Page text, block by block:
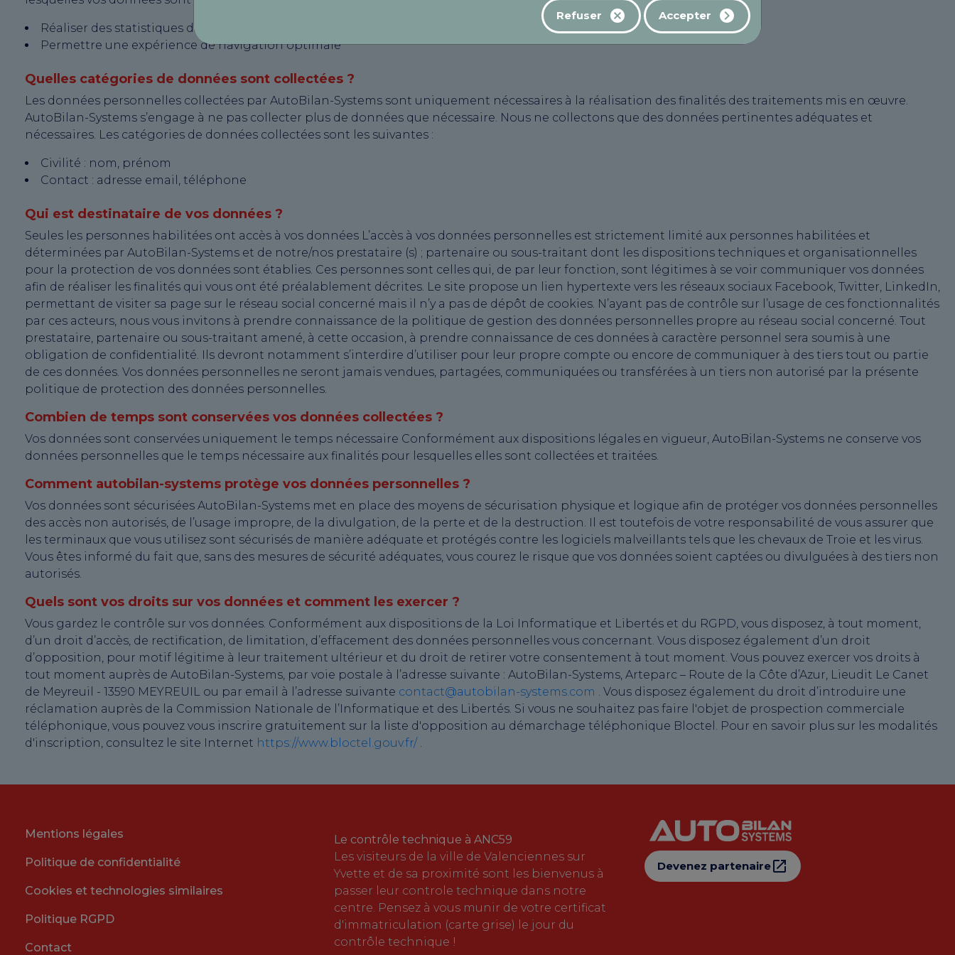
Refuser Accepter
Réaliser des statistiques d’audience du site internet
Permettre une expérience de navigation optimale
Quelles catégories de données sont collectées ?
Les données personnelles collectées par AutoBilan-Systems sont uniquement nécessaires à la réalisation des finalités des traitements mis en œuvre.
AutoBilan-Systems s’engage à ne pas collecter plus de données que nécessaire. Nous ne collectons que des données pertinentes adéquates et
nécessaires. Les catégories de données collectées sont les suivantes :
Civilité : nom, prénom
Contact : adresse email, téléphone
Qui est destinataire de vos données ?
Seules les personnes habilitées ont accès à vos données L’accès à vos données personnelles est strictement limité aux personnes habilitées et
déterminées par AutoBilan-Systems et de notre/nos prestataire (s) ; partenaire ou sous-traitant dont les dispositions techniques et organisationnelles
pour la protection de vos données sont établies. Ces personnes sont celles qui, de par leur fonction, sont légitimes à se voir communiquer vos données
afin de réaliser les finalités qui vous ont été préalablement décrites. Le site propose un lien hypertexte vers les réseaux sociaux Facebook, Twitter, LinkedIn,
permettant de visiter sa page sur le réseau social concerné mais il n’y a pas de dépôt de cookies. N’ayant pas de contrôle sur l’usage de ces fonctionnalités
par ces acteurs, nous vous invitons à prendre connaissance de la politique de gestion des données personnelles propre au réseau social concerné. Tout
prestataire, partenaire ou sous-traitant amené, à cette occasion, à prendre connaissance de ces données à caractère personnel sera soumis à une
obligation de confidentialité. Ils devront notamment s’interdire d’utiliser pour leur propre compte ou encore de communiquer à des tiers tout ou partie
de ces données. Vos données personnelles ne seront jamais vendues, partagées, communiquées ou transférées à un tiers non autorisé par la présente
politique de protection des données personnelles.
Combien de temps sont conservées vos données collectées ?
Vos données sont conservées uniquement le temps nécessaire Conformément aux dispositions légales en vigueur, AutoBilan-Systems ne conserve vos
données personnelles que le temps nécessaire aux finalités pour lesquelles elles sont collectées et traitées.
Comment autobilan-systems protège vos données personnelles ?
Vos données sont sécurisées AutoBilan-Systems met en place des moyens de sécurisation physique et logique afin de protéger vos données personnelles
des accès non autorisés, de l’usage impropre, de la divulgation, de la perte et de la destruction. Il est toutefois de votre responsabilité de vous assurer que
les terminaux que vous utilisez sont sécurisés de manière adéquate et protégés contre les logiciels malveillants tels que les chevaux de Troie et les virus.
Vous êtes informé du fait que, sans des mesures de sécurité adéquates, vous courez le risque que vos données soient captées ou divulguées à des tiers non
autorisés.
Quels sont vos droits sur vos données et comment les exercer ?
Vous gardez le contrôle sur vos données. Conformément aux dispositions de la Loi Informatique et Libertés et du RGPD, vous disposez, à tout moment,
d’un droit d’accès, de rectification, de limitation, d’effacement des données personnelles vous concernant. Vous disposez également d’un droit
d’opposition, pour motif légitime à leur traitement ultérieur et du droit de retirer votre consentement à tout moment. Vous pouvez exercer vos droits à
tout moment auprès de AutoBilan-Systems, par voie postale à l’adresse suivante : AutoBilan-Systems, Arteparc – Route de la Côte d’Azur, Lieudit Le Canet
de Meyreuil - 13590 MEYREUIL ou par email à l’adresse suivante contact@autobilan-systems.com . Vous disposez également du droit d’introduire une
réclamation auprès de la Commission Nationale de l’Informatique et des Libertés. Si vous ne souhaitez pas faire l'objet de prospection commerciale
téléphonique, vous pouvez vous inscrire gratuitement sur la liste d'opposition au démarchage téléphonique Bloctel. Pour en savoir plus sur les modalités
d'inscription, consultez le site Internet https://www.bloctel.gouv.fr/ .
Mentions légales
Politique de confidentialité
Cookies et technologies similaires
Politique RGPD
Contact
Le contrôle technique à ANC59
Les visiteurs de la ville de Valenciennes sur
Yvette et de sa proximité sont les bienvenus à
passer leur controle technique dans notre
centre. Pensez à vous munir de votre certificat
d'immatriculation (carte grise) le jour du
contrôle technique !
Devenez partenaire